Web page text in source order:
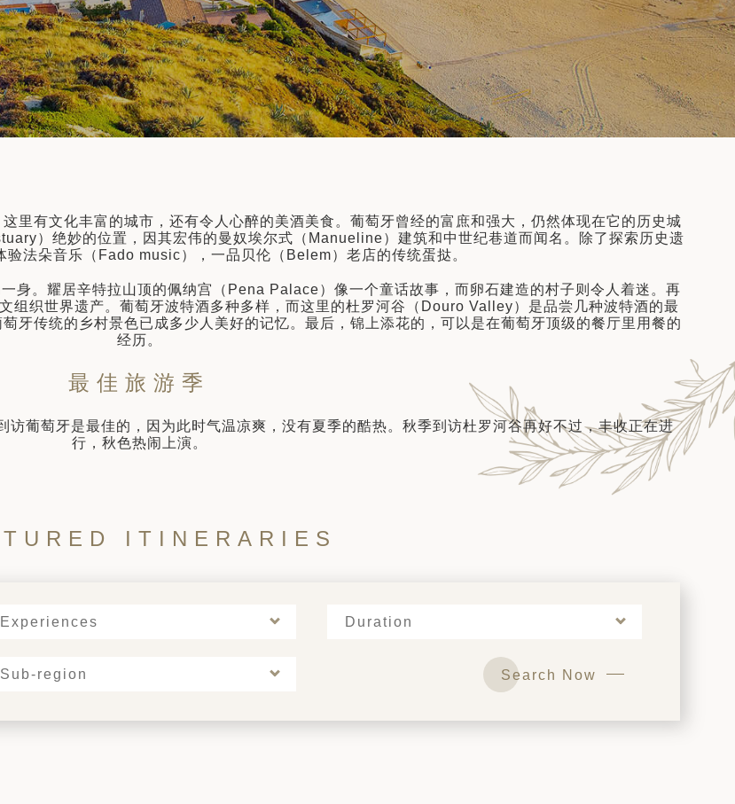
里有文化丰富的城市，还有令人心醉的美酒美食。葡萄牙曾经的富庶和强大，仍然体现在它的历史城
）绝妙的位置，因其宏伟的曼奴埃尔式（Manueline）建筑和中世纪巷道而闻名。除了探索历史遗
验法朵音乐（Fado music），一品贝伦（Belem）老店的传统蛋挞。
身。耀居辛特拉山顶的佩纳宫（Pena Palace）像一个童话故事，而卵石建造的村子则令人着迷。再
组织世界遗产。葡萄牙波特酒多种多样，而这里的杜罗河谷（Douro Valley）是品尝几种波特酒的最
牙传统的乡村景色已成多少人美好的记忆。最后，锦上添花的，可以是在葡萄牙顶级的餐厅里用餐的
经历。
最佳旅游季
葡萄牙是最佳的，因为此时气温凉爽，没有夏季的酷热。秋季到访杜罗河谷再好不过，丰收正在进
行，秋色热闹上演。
ITINERARIES
Experiences Duration
Sub-region Search Now